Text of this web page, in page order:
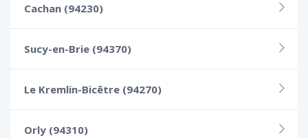
Cachan (94230)
Sucy-en-Brie (94370)
Le Kremlin-Bicêtre (94270)
Orly (94310)